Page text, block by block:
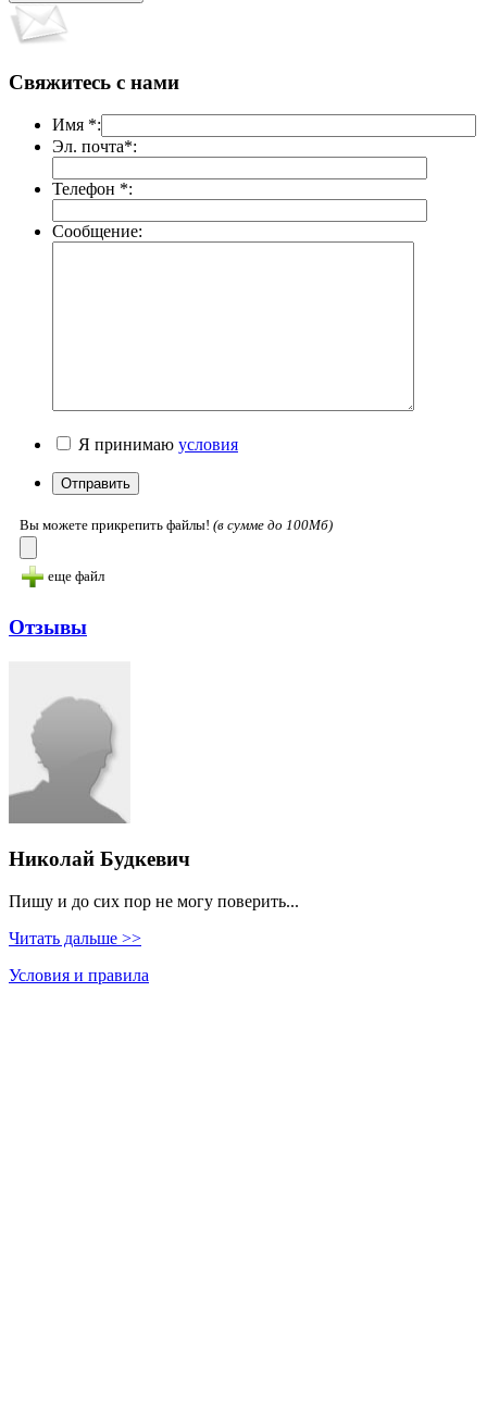
Свяжитесь с нами
Имя *:
Эл. почта*:
Телефон *:
Сообщение:
Я принимаю условия
Вы можете прикрепить файлы! (в cумме до 100Мб)
еще файл
Отзывы
Николай Будкевич
Пишу и до сих пор не могу поверить...
Читать дальше >>
Условия и правила